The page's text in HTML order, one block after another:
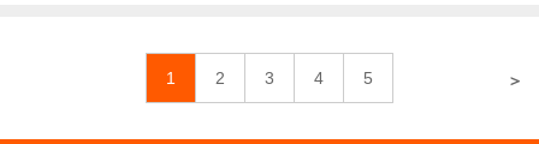
1 2 3 4 5 ＞